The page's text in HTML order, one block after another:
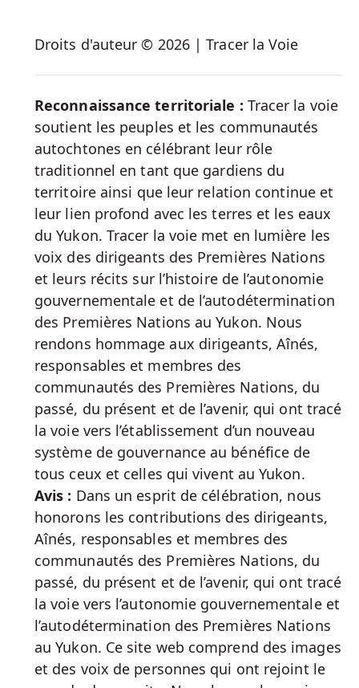
Social
Media
Droits d'auteur © 2026 | Tracer la Voie
Reconnaissance territoriale : Tracer la voie
soutient les peuples et les communautés
autochtones en célébrant leur rôle
traditionnel en tant que gardiens du
territoire ainsi que leur relation continue et
leur lien profond avec les terres et les eaux
du Yukon. Tracer la voie met en lumière les
voix des dirigeants des Premières Nations
et leurs récits sur l’histoire de l’autonomie
gouvernementale et de l’autodétermination
des Premières Nations au Yukon. Nous
rendons hommage aux dirigeants, Aînés,
responsables et membres des
communautés des Premières Nations, du
passé, du présent et de l’avenir, qui ont tracé
la voie vers l’établissement d’un nouveau
système de gouvernance au bénéfice de
tous ceux et celles qui vivent au Yukon.
Avis : Dans un esprit de célébration, nous
honorons les contributions des dirigeants,
Aînés, responsables et membres des
communautés des Premières Nations, du
passé, du présent et de l’avenir, qui ont tracé
la voie vers l’autonomie gouvernementale et
l’autodétermination des Premières Nations
au Yukon. Ce site web comprend des images
et des voix de personnes qui ont rejoint le